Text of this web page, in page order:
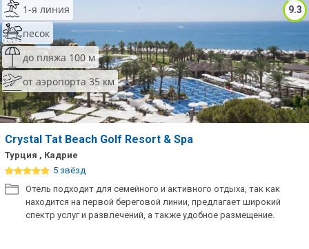
9.3
1-я линия
песок
до пляжа 100 м
от аэропорта 35 км
Crystal Tat Beach Golf Resort & Spa
Турция , Кадрие
5 звёзд
Отель подходит для семейного и активного отдыха, так как
находится на первой береговой линии, предлагает широкий
спектр услуг и развлечений, а также удобное размещение.